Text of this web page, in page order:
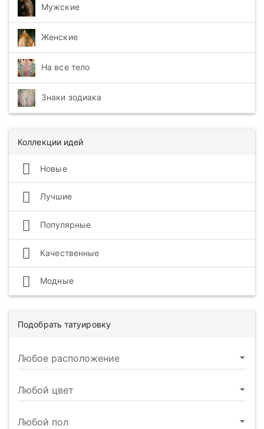
Мужские
Женские
На все тело
Знаки зодиака
Коллекции идей
Новые
Лучшие
Популярные
Качественные
Модные
Подобрать татуировку